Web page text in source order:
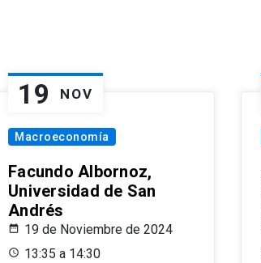
19 NOV
Macroeconomía
Facundo Albornoz,
Universidad de San
Andrés
19 de Noviembre de 2024
13:35 a 14:30